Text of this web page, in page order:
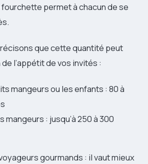
permet à chacun de se
que cette quantité peut
l’appétit de vos invités :
mangeurs ou les enfants : 80 à
mangeurs : jusqu’à 250 à 300
gourmands : il vaut mieux